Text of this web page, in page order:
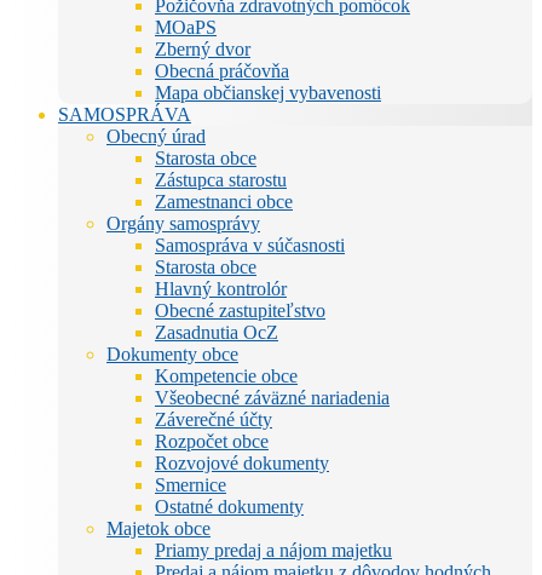
Požičovňa zdravotných pomôcok
MOaPS
Zberný dvor
Obecná práčovňa
Mapa občianskej vybavenosti
SAMOSPRÁVA
Obecný úrad
Starosta obce
Zástupca starostu
Zamestnanci obce
Orgány samosprávy
Samospráva v súčasnosti
Starosta obce
Hlavný kontrolór
Obecné zastupiteľstvo
Zasadnutia OcZ
Dokumenty obce
Kompetencie obce
Všeobecné záväzné nariadenia
Záverečné účty
Rozpočet obce
Rozvojové dokumenty
Smernice
Ostatné dokumenty
Majetok obce
Priamy predaj a nájom majetku